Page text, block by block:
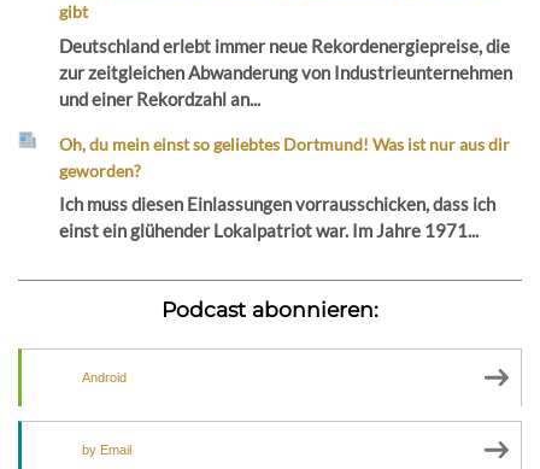
gibt
Deutschland erlebt immer neue Rekordenergiepreise, die
zur zeitgleichen Abwanderung von Industrieunternehmen
und einer Rekordzahl an...
Oh, du mein einst so geliebtes Dortmund! Was ist nur aus dir
geworden?
Ich muss diesen Einlassungen vorrausschicken, dass ich
einst ein glühender Lokalpatriot war. Im Jahre 1971...
Podcast abonnieren:
Android
by Email